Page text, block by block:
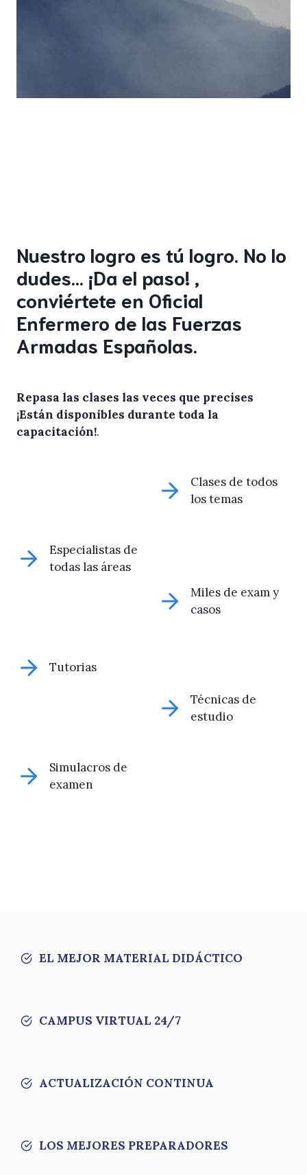
Nuestro logro es tú logro. No lo
dudes… ¡Da el paso! ,
conviértete en Oficial
Enfermero de las Fuerzas
Armadas Españolas.
Repasa las clases las veces que precises
¡Están disponibles durante toda la
capacitación!.
Clases de todos
los temas
Especialistas de
todas las áreas
Miles de exam y
casos
Tutorias
Técnicas de
estudio
Simulacros de
examen
EL MEJOR MATERIAL DIDÁCTICO
CAMPUS VIRTUAL 24/7
ACTUALIZACIÓN CONTINUA
LOS MEJORES PREPARADORES